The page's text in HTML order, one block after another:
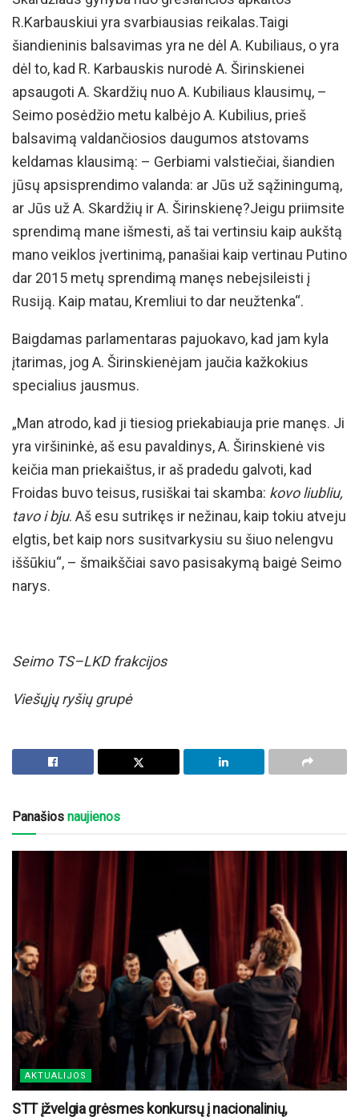
R.Karbauskiui yra svarbiausias reikalas.Taigi
šiandieninis balsavimas yra ne dėl A. Kubiliaus, o yra
dėl to, kad R. Karbauskis nurodė A. Širinskienei
apsaugoti A. Skardžių nuo A. Kubiliaus klausimų, –
Seimo posėdžio metu kalbėjo A. Kubilius, prieš
balsavimą valdančiosios daugumos atstovams
keldamas klausimą: – Gerbiami valstiečiai, šiandien
jūsų apsisprendimo valanda: ar Jūs už sąžiningumą,
ar Jūs už A. Skardžių ir A. Širinskienę?Jeigu priimsite
sprendimą mane išmesti, aš tai vertinsiu kaip aukštą
mano veiklos įvertinimą, panašiai kaip vertinau Putino
dar 2015 metų sprendimą manęs nebeįsileisti į
Rusiją. Kaip matau, Kremliui to dar neužtenka“.
Baigdamas parlamentaras pajuokavo, kad jam kyla
įtarimas, jog A. Širinskienėjam jaučia kažkokius
specialius jausmus.
„Man atrodo, kad ji tiesiog priekabiauja prie manęs. Ji
yra viršininkė, aš esu pavaldinys, A. Širinskienė vis
keičia man priekaištus, ir aš pradedu galvoti, kad
Froidas buvo teisus, rusiškai tai skamba: kovo liubliu,
tavo i bju. Aš esu sutrikęs ir nežinau, kaip tokiu atveju
elgtis, bet kaip nors susitvarkysiu su šiuo nelengvu
iššūkiu“, – šmaikščiai savo pasisakymą baigė Seimo
narys.
Seimo TS–LKD frakcijos
Viešųjų ryšių grupė
Panašios naujienos
AKTUALIJOS
STT įžvelgia grėsmes konkursų į nacionalinių,